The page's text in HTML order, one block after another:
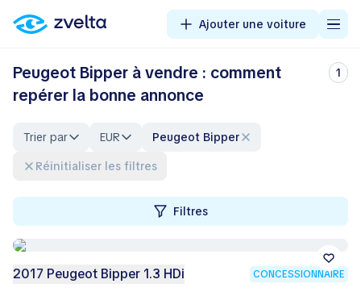
Ajouter une voiture
Peugeot Bipper à vendre : comment
repérer la bonne annonce
1
Trier par EUR
Peugeot Bipper
Réinitialiser les filtres
Filtres
2017 Peugeot Bipper 1.3 HDi CONCESSIONNAIRE